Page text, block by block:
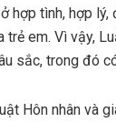
hợp tình, hợp
trẻ em. Vì vậy,
sắc, trong đó
Hôn nhân và